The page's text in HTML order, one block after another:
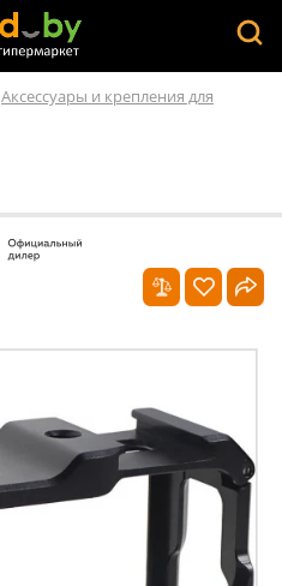
Аксессуары и крепления для